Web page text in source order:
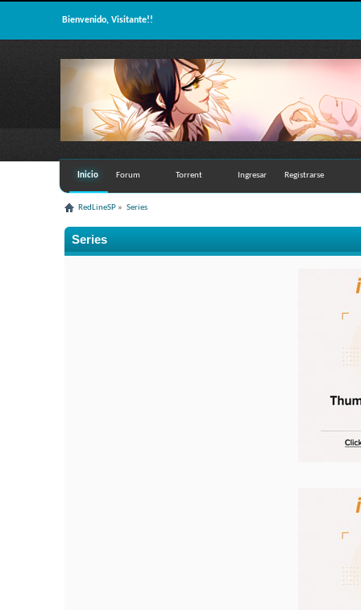
Bienvenido, Visitante!!
Inicio Forum Torrent Ingresar Registrarse
RedLineSP » Series
Series